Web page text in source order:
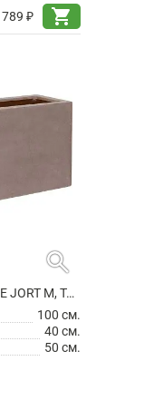
₽
shopping_cart
search
КАШПО FIBERSTONE JORT M, TAUPE
100 см.
40 см.
50 см.